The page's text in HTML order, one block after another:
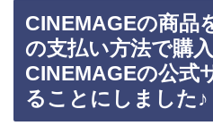
CINEMAGEの商品
の支払い方法で購
CINEMAGEの公式
ることにしました♪